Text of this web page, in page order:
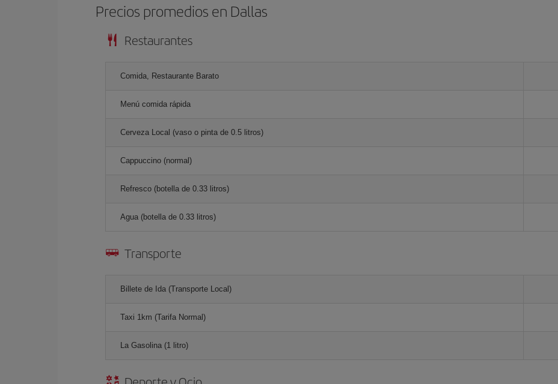
Precios promedios en Dallas
Restaurantes
Comida, Restaurante Barato
Menú comida rápida
Cerveza Local (vaso o pinta de 0.5 litros)
Cappuccino (normal)
Refresco (botella de 0.33 litros)
Agua (botella de 0.33 litros)
Transporte
Billete de Ida (Transporte Local)
Taxi 1km (Tarifa Normal)
La Gasolina (1 litro)